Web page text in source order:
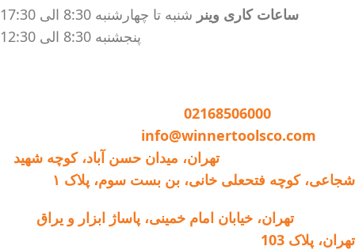
ساعات کاری وینر شنبه تا چهارشنبه 8:30 الی 17:30
پنجشنبه 8:30 الی 12:30
02168506000
info@winnertoolsco.com
تهران، میدان حسن آباد، کوچه شهید
شجاعی، کوچه فتحعلی خانی، بن بست سوم، پلاک ۱
تهران، خیابان امام خمینی، پاساژ ابزار و یراق
تهران، پلاک 103